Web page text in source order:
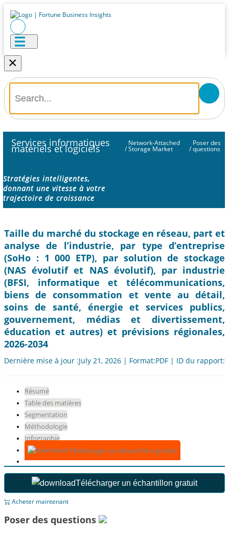
×
Services informatiques
matériels et logiciels /
Network-Attached
Storage Market /
Poser des
questions
Stratégies intelligentes,
donnant une vitesse à votre
trajectoire de croissance
Taille du marché du stockage en réseau, part et
analyse de l’industrie, par type d’entreprise
(SoHo : 1 000 ETP), par solution de stockage
(NAS évolutif et NAS évolutif), par industrie
(BFSI, informatique et télécommunications,
biens de consommation et vente au détail,
soins de santé, énergie et services publics,
gouvernement, médias et divertissement,
éducation et autres) et prévisions régionales,
2026-2034
Dernière mise à jour :July 21, 2026 | Format:PDF | ID du rapport:
Résumé
Table des matières
Segmentation
Méthodologie
Infographie
Télécharger un échantillon gratuit
Télécharger un échantillon gratuit
Acheter maintenant
Poser des questions